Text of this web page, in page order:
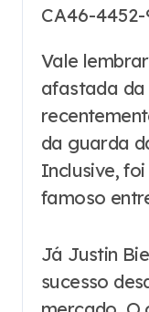
CA46-
Vale
afastada
da guarda
Inclusive,
famoso
Já Justin
sucesso